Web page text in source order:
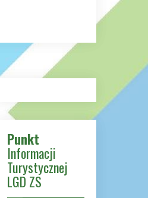
Punkt
Informacji
Turystycznej
LGD ZS